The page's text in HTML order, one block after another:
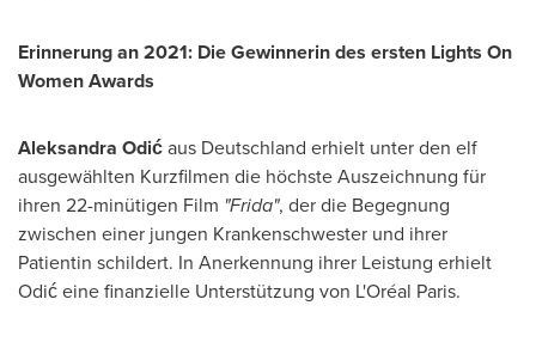
Erinnerung an 2021: Die Gewinnerin des ersten Lights On
Women Awards
Aleksandra Odićaus Deutschland erhielt unter den elf
ausgewählten Kurzfilmen die höchste Auszeichnung für
ihren 22-minütigen Film "Frida", der die Begegnung
zwischen einer jungen Krankenschwester und ihrer
Patientin schildert. In Anerkennung ihrer Leistung erhielt
Odić eine finanzielle Unterstützung von L'Oréal Paris.